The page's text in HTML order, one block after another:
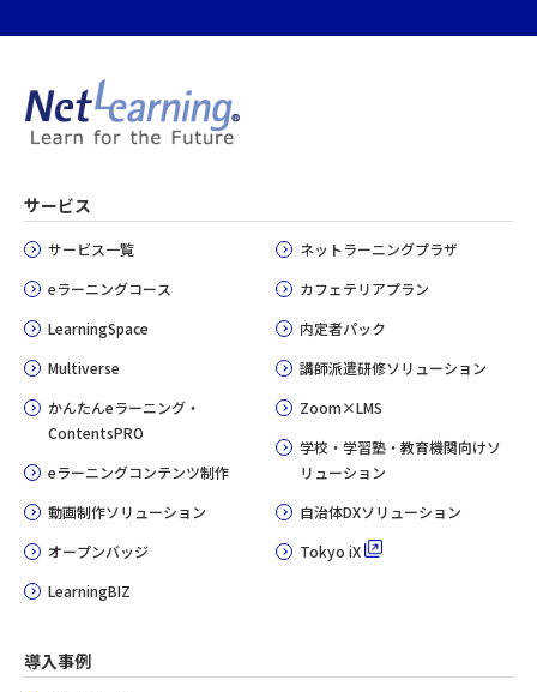
サービス
サービス一覧
eラーニングコース
LearningSpace
Multiverse
かんたんeラーニング・
ContentsPRO
eラーニングコンテンツ制作
動画制作ソリューション
オープンバッジ
LearningBIZ
ネットラーニングプラザ
カフェテリアプラン
内定者パック
講師派遣研修ソリューション
Zoom×LMS
学校・学習塾・教育機関向けソ
リューション
自治体DXソリューション
Tokyo iX
導入事例